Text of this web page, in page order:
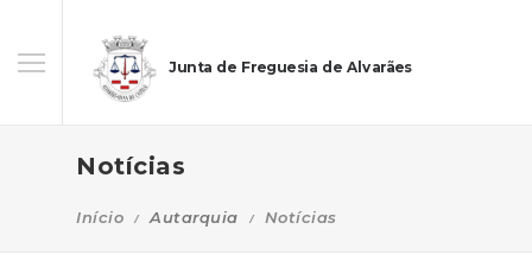
Junta de Freguesia de Alvarães
Notícias
Início Autarquia Notícias